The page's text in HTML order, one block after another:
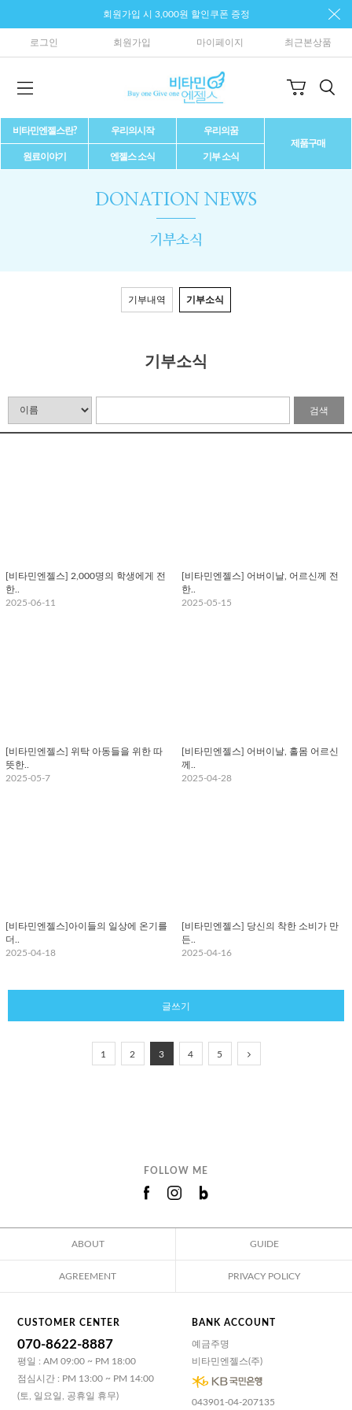
회원가입 시 3,000원 할인쿠폰 증정
로그인 회원가입 마이페이지 최근본상품
비타민엔젤스란? 우리의시작
우리의꿈
제품구매
원료이야기
엔젤스 소식 기부 소식
DONATION NEWS
기부소식
기부내역 기부소식
기부소식
검색
[비타민엔젤스] 2,000명의 학생에게 전
한..
2025-06-11
[비타민엔젤스] 어버이날, 어르신께 전
한..
2025-05-15
[비타민엔젤스] 위탁 아동들을 위한 따
뜻한..
2025-05-7
[비타민엔젤스] 어버이날, 홀몸 어르신
께..
2025-04-28
[비타민엔젤스]아이들의 일상에 온기를
더..
2025-04-18
[비타민엔젤스] 당신의 착한 소비가 만
든..
2025-04-16
글쓰기
1 2 3 4 5
FOLLOW ME
ABOUT GUIDE
AGREEMENT PRIVACY POLICY
CUSTOMER CENTER
070-8622-8887
평일 : AM 09:00 ~ PM 18:00
점심시간 : PM 13:00 ~ PM 14:00
(토, 일요일, 공휴일 휴무)
BANK ACCOUNT
예금주명
비타민엔젤스(주)
043901-04-207135